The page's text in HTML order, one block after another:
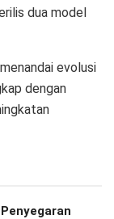
dua model
evolusi
dengan